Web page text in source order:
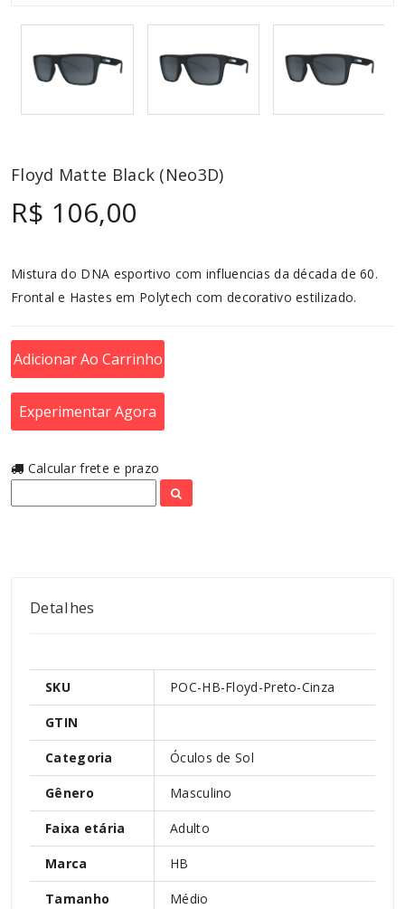
Floyd Matte Black (Neo3D)
R$ 106,00
Mistura do DNA esportivo com influencias da década de 60.
Frontal e Hastes em Polytech com decorativo estilizado.
Adicionar Ao Carrinho
Experimentar Agora
Calcular frete e prazo
Detalhes
SKU POC-HB-Floyd-Preto-Cinza
GTIN
Categoria Óculos de Sol
Gênero Masculino
Faixa etária Adulto
Marca HB
Tamanho Médio